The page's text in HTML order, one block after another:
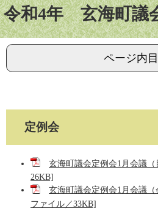
文
へ
文令和4年 玄海町議
ページ内
定例会
玄海町議会定例会1月会議
26KB]
玄海町議会定例会1月会議
ファイル／33KB]